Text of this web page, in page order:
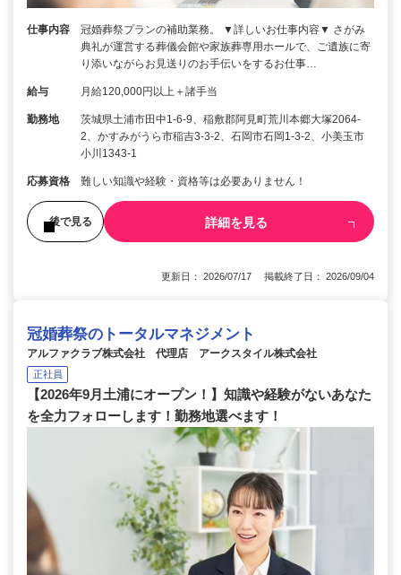
仕事内容
冠婚葬祭プランの補助業務。 ▼詳しいお仕事内容▼ さがみ
典礼が運営する葬儀会館や家族葬専用ホールで、ご遺族に寄
り添いながらお見送りのお手伝いをするお仕事…
給与 月給120,000円以上＋諸手当
勤務地
茨城県土浦市田中1-6-9、稲敷郡阿見町荒川本郷大塚2064-
2、かすみがうら市稲吉3-3-2、石岡市石岡1-3-2、小美玉市
小川1343-1
応募資格 難しい知識や経験・資格等は必要ありません！
後で見る 詳細を見る
更新日： 2026/07/17 掲載終了日： 2026/09/04
冠婚葬祭のトータルマネジメント
アルファクラブ株式会社 代理店 アークスタイル株式会社
正社員
【2026年9月土浦にオープン！】知識や経験がないあなた
を全力フォローします！勤務地選べます！